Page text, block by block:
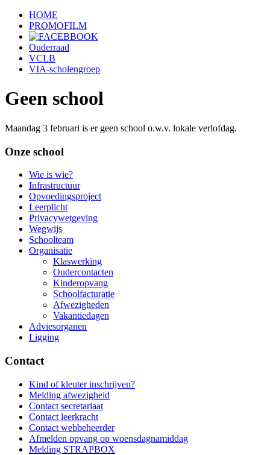
HOME
PROMOFILM
Ouderraad
VCLB
VIA-scholengroep
Geen school
Maandag 3 februari is er geen school o.w.v. lokale verlofdag.
Onze school
Wie is wie?
Infrastructuur
Opvoedingsproject
Leerplicht
Privacywetgeving
Wegwijs
Schoolteam
Organisatie
Klaswerking
Oudercontacten
Kinderopvang
Schoolfacturatie
Afwezigheden
Vakantiedagen
Adviesorganen
Ligging
Contact
Kind of kleuter inschrijven?
Melding afwezigheid
Contact secretariaat
Contact leerkracht
Contact webbeheerder
Afmelden opvang op woensdagnamiddag
Melding STRAPBOX